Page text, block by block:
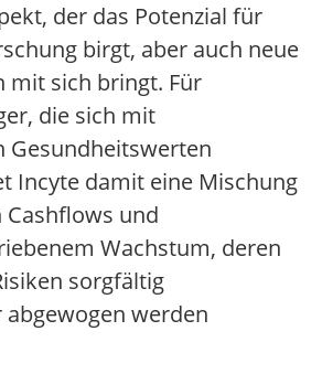
der das Potenzial für
birgt, aber auch neue
mit sich bringt. Für
die sich mit
Gesundheitswerten
Incyte damit eine Mischung
und
Wachstum, deren
sorgfältig
abgewogen werden